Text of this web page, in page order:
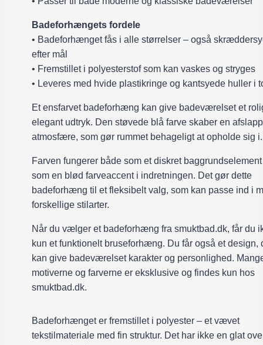
Badeforhængets fordele
• Badeforhænget fås i alle størrelser – også
efter mål
• Fremstillet i polyesterstof som kan vaskes og stryges
• Leveres med hvide plastikringe og kantsyede huller i
Et ensfarvet badeforhæng kan give badeværelset et
elegant udtryk. Den støvede blå farve skaber en
atmosfære, som gør rummet behageligt at opholde sig i.
Farven fungerer både som et diskret
som en blød farveaccent i indretningen. Det gør dette
badeforhæng til et fleksibelt valg, som kan passe ind i
forskellige stilarter.
Når du vælger et badeforhæng fra smuktbad.dk, får du
kun et funktionelt bruseforhæng. Du får også et design,
kan give badeværelset karakter og personlighed.
motiverne og farverne er eksklusive og findes kun hos
smuktbad.dk.
Badeforhænget er fremstillet i polyester – et vævet
tekstilmateriale med fin struktur. Det har ikke en glat